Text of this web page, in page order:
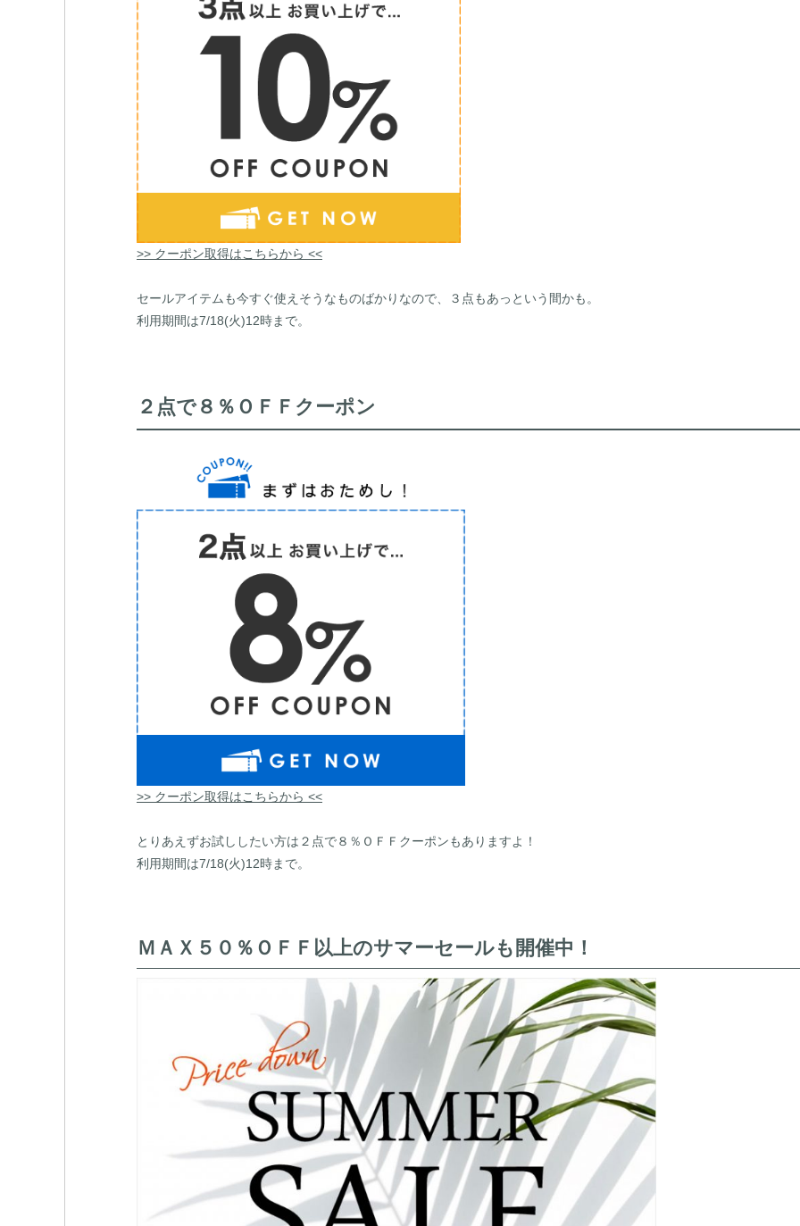
>> クーポン取得はこちらから <<
セールアイテムも今すぐ使えそうなものばかりなので、３点もあっという間かも。
利用期間は7/18(火)12時まで。
２点で８％ＯＦＦクーポン
>> クーポン取得はこちらから <<
とりあえずお試ししたい方は２点で８％ＯＦＦクーポンもありますよ！
利用期間は7/18(火)12時まで。
ＭＡＸ５０％ＯＦＦ以上のサマーセールも開催中！